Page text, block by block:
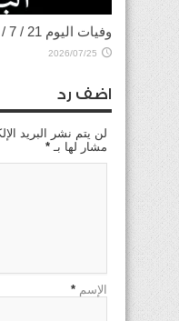
وفيات اليوم 21 / 7 / 2026
2026/07/25
اضف رد
لن يتم نشر البريد
مشار لها بـ *
الإسم *